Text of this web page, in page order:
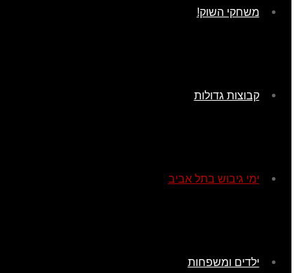
משחקי השוק!
קבוצות גדולות
ימי גיבוש בתל אביב
ילדים ומשפחות